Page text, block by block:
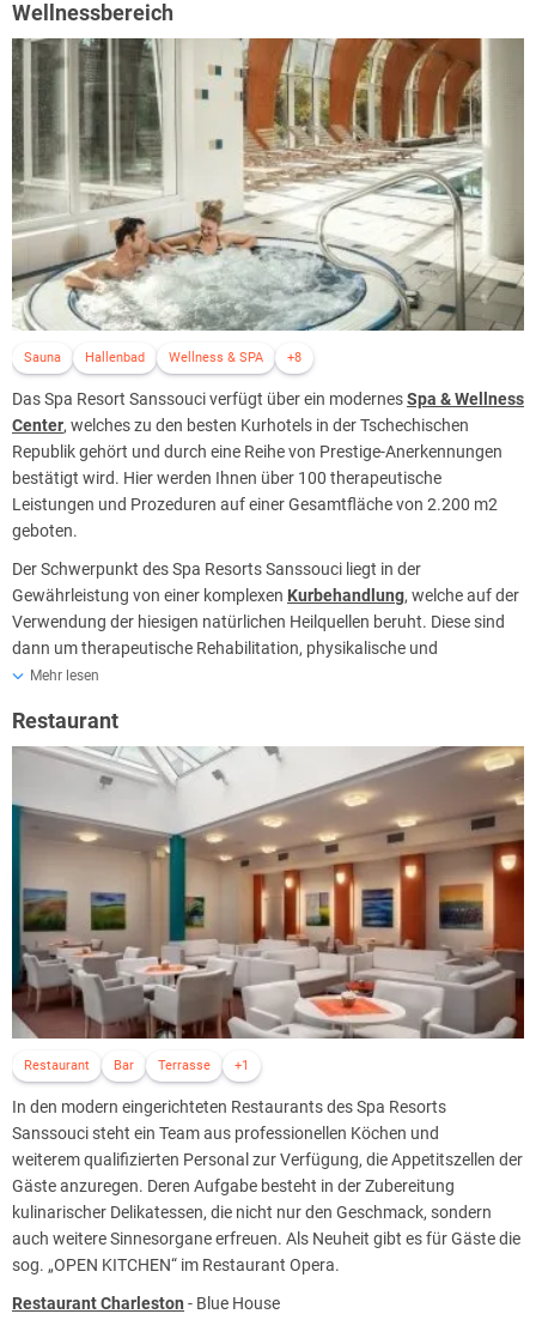
Wellnessbereich
Sauna Hallenbad Wellness & SPA +8
Das Spa Resort Sanssouci verfügt über ein modernesSpa & Wellness
Center, welches zu den besten Kurhotels in der Tschechischen
Republik gehört und durch eine Reihe von Prestige-Anerkennungen
bestätigt wird. Hier werden Ihnen über 100 therapeutische
Leistungen und Prozeduren auf einer Gesamtfläche von 2.200 m2
geboten.
Der Schwerpunkt des Spa Resorts Sanssouci liegt in der
Gewährleistung von einer komplexen Kurbehandlung, welche auf der
Verwendung der hiesigen natürlichen Heilquellen beruht. Diese sind
dann um therapeutische Rehabilitation, physikalische und
Bewegungstherapie, Gesundheitserziehung, Diätverpflegung sowie
und ergänzenden Dienstleistungen vervollständigt. In diesem Hinblick
orientiert sich die Karlsbader therapeutische Behandlung vor allem
auf Erkrankungen des Verdauungs- und Bewegungsapparates und
Stoffwechselstörungen.
Eine der natürlichen Heilquellen ist auch das Karlsbader
Mineralwasser, das im Laufe der Jahrhunderte unverändert geblieben
ist.
Es sprudelt in vielen Quellen, von denen 15 zugänglich sind. Direkt in
das Spa Resort Sanssouci wird auch die auf 50 °C gekühlte
Sprudelquelle zugeleitet, die den Gästen für ihre Trinkkur zur
Verfügung steht. Im Blue House ist sie an der Hotelrezeption, im
Green House im Stockwerk neben dem Restaurant Melody zu finden.
Das Sprudelwasser wird im Hotel vor allem für therapeutische
täglich im Durchschnitt 10.500 Liter verbraucht: dies entspricht
ungefähr 21 % des gesamten Tagesverbrauchs an Mineralwasser in
Karlsbad. Zu weiteren natürlichen Quellen, die das Hotel verwendet,
gehören Peloide und therapeutisches Gas (Kohlendioxid).
Aktuelle Zusammensetzung des medizinischen Personals im Spa
Resort Sanssouci:
6 Ärzte
Mehr lesen
Restaurant
Restaurant Bar Terrasse +1
In den modern eingerichteten Restaurants des Spa Resorts
Sanssouci steht ein Team aus professionellen Köchen und
weiterem qualifizierten Personal zur Verfügung, die Appetitszellen der
Gäste anzuregen. Deren Aufgabe besteht in der Zubereitung
kulinarischer Delikatessen, die nicht nur den Geschmack, sondern
auch weitere Sinnesorgane erfreuen. Als Neuheit gibt es für Gäste die
sog. „OPEN KITCHEN“ im Restaurant Opera.
Restaurant Charleston - Blue House